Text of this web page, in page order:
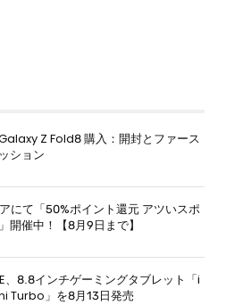
Z Fold8 購入：開封とファース
ション
にて「50%ポイント還元 アツいスポ
開催中！【8月9日まで】
、8.8インチゲーミングタブレット「i
Turbo」を8月13日発売